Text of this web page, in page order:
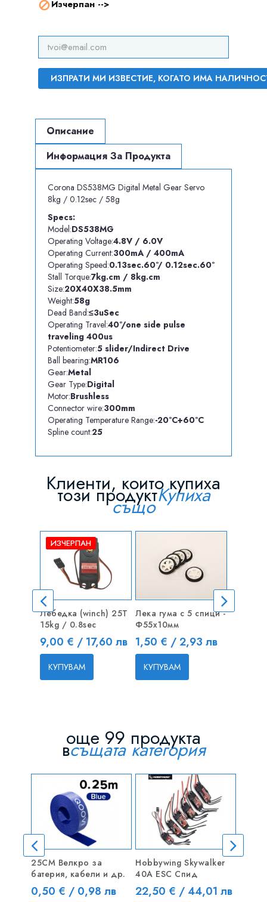
 Изчерпан -->
ИЗПРАТИ МИ ИЗВЕСТИЕ, КОГАТО ИМА
Описание
Информация За Продукта
Corona DS538MG Digital Metal Gear Servo
8kg / 0.12sec / 58g
Specs:
Model:DS538MG
Operating Voltage:4.8V / 6.0V
Operating Current:300mA / 400mA
Operating Speed:0.13sec.60º/ 0.12sec.60º
Stall Torque:7kg.cm / 8kg.cm
Size:20X40X38.5mm
Weight:58g
Dead Band:≤3uSec
Operating Travel:40º/one side pulse
traveling 400us
Potentiometer:5 slider/Indirect Drive
Ball bearing:MR106
Gear:Metal
Gear Type:Digital
Motor:Brushless
Connector wire:300mm
Operating Temperature Range:-20ºC+60ºC
Spline count:25
Клиенти, които купиха
този продуктКупиха
също
ИЗЧЕРПАН
Лебедка (winch) 25T
15kg / 0.8sec
Цена
9,00 € / 17,60 лв
КУПУВАМ
Лека гума с 5 спици -
Ф55x10мм
Цена
1,50 € / 2,93 лв
КУПУВАМ
още 99 продукта
всъщата категория
25CM Велкро за
батерия, кабели и др.
Цена
0,50 € / 0,98 лв
Hobbywing Skywalker
40A ESC Спид
Цена
22,50 € / 44,01 лв